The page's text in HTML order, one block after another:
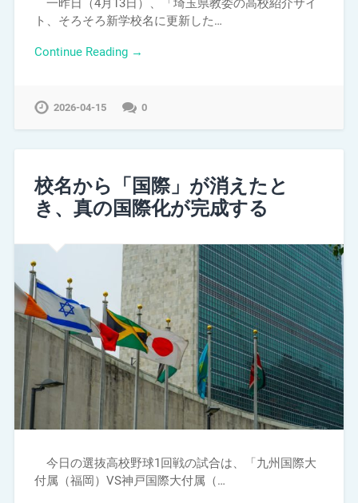
一昨日（4月13日）、「埼玉県教委の高校紹介サイ
ト、そろそろ新学校名に更新した…
Continue Reading →
2026-04-15 0
校名から「国際」が消えたと
き、真の国際化が完成する
今日の選抜高校野球1回戦の試合は、「九州国際大
付属（福岡）VS神戸国際大付属（…